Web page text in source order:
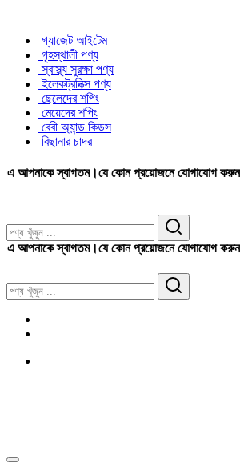
গ্যাজেট আইটেম
গৃহস্থালী পণ্য
স্বাস্থ্য সুরক্ষা পণ্য
ইলেকট্রনিক্স পণ্য
ছেলেদের শপিং
মেয়েদের শপিং
বেবী অ্যান্ড কিডস
বিছানার চাদর
স্বাগতম।যে কোন প্রয়োজনে যোগাযোগ করুনঃ
স্বাগতম।যে কোন প্রয়োজনে যোগাযোগ করুনঃ